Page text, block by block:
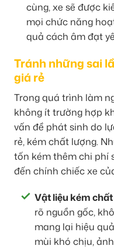
cùng, xe sẽ được
mọi chức năng
quả cách âm đạt
Tránh những sai
giá rẻ
Trong quá trình làm
không ít trường hợp
vấn đề phát sinh do
rẻ, kém chất lượng.
tốn kém thêm chi phí
đến chính chiếc xe
Vật liệu kém
rõ nguồn gốc,
mang lại hiệu
mùi khó chịu,